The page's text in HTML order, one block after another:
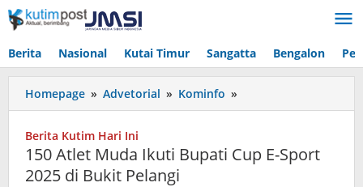
Lewati
ke
Berita Nasional Kutai Timur Sangatta Bengalon
Homepage » Advetorial » Kominfo »
Atlet
Bupati
Berita Kutim Hari Ini
150 Atlet Muda Ikuti Bupati Cup E-Sport
2025 di Bukit Pelangi